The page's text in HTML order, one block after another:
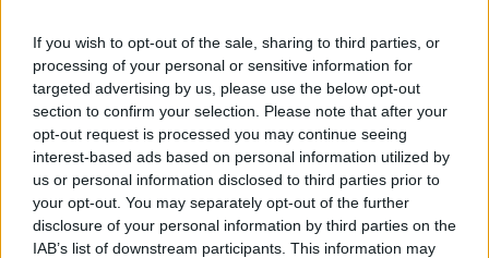
If you wish to opt-out of the sale, sharing to third parties, or
processing of your personal or sensitive information for
targeted advertising by us, please use the below opt-out
section to confirm your selection. Please note that after your
opt-out request is processed you may continue seeing
interest-based ads based on personal information utilized by
us or personal information disclosed to third parties prior to
your opt-out. You may separately opt-out of the further
disclosure of your personal information by third parties on the
IAB’s list of downstream participants. This information may
Πάνω από 100 μωρά έχουν
γεννηθεί μέσω εξωσωματικής, με
την υποστήριξη της Be-Live
27 Φεβρουαρίου 2026
Μεταπροπονητική πείνα: Ο λόγος
που θέλεις να καταβροχθίσεις τα
πάντα μετά την άσκηση
27 Φεβρουαρίου 2026